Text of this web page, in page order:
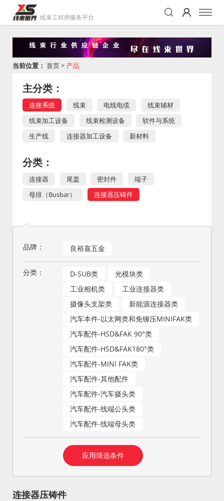
线束工程师服务平台
当前位置： 首页> 产品
主分类：
连接系统 线束 电线电缆
线束辅材
线束加工设备
线束检测设备
软件与系统
生产线
连接器加工设备 新材料
分类：
连接器 尾盖 密封件
端子
母排（Busbar）
连接器压铸件
品牌： 良裕嘉五金
分类： D-SUB类
光模块类
工业相机类
工业连接器类
摄像头支架类
新能源连接器类
汽车本件-以太网类和免铆压MINIFAK类
汽车配件-HSD&FAK 90°类
汽车配件-HSD&FAK180°类
汽车配件-MINI FAK类
汽车配件-其他配件
汽车配件-汽车摄头类
汽车配件-线端公头类
汽车配件-线端母头类
连接器压铸件